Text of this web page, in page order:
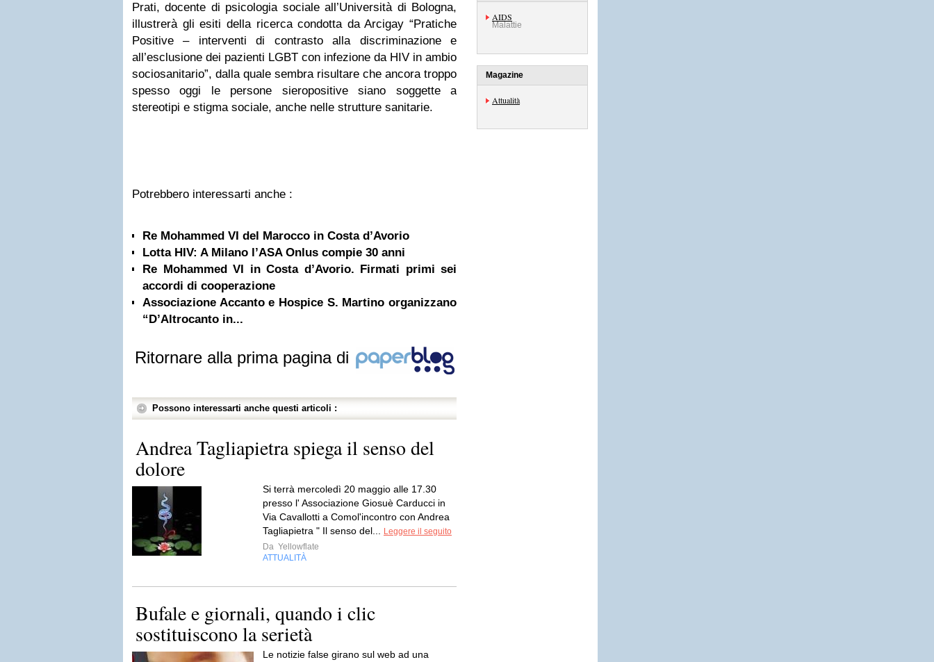
Prati, docente di psicologia sociale all’Università di Bologna,
illustrerà gli esiti della ricerca condotta da Arcigay “Pratiche
Positive – interventi di contrasto alla discriminazione e
all’esclusione dei pazienti LGBT con infezione da HIV in ambio
sociosanitario”, dalla quale sembra risultare che ancora troppo
spesso oggi le persone sieropositive siano soggette a
stereotipi e stigma sociale, anche nelle strutture sanitarie.
Potrebbero interessarti anche :
Re Mohammed VI del Marocco in Costa d’Avorio
Lotta HIV: A Milano l’ASA Onlus compie 30 anni
Re Mohammed VI in Costa d’Avorio. Firmati primi sei
accordi di cooperazione
Associazione Accanto e Hospice S. Martino organizzano
“D’Altrocanto in...
Ritornare alla prima pagina di
Possono interessarti anche questi articoli :
Andrea Tagliapietra spiega il senso del
dolore
Si terrà mercoledì 20 maggio alle 17.30
presso l' Associazione Giosuè Carducci in
Via Cavallotti a Comol'incontro con Andrea
Tagliapietra " Il senso del...
Leggere il seguito
Da Yellowflate
ATTUALITÀ
Bufale e giornali, quando i clic
sostituiscono la serietà
Le notizie false girano sul web ad una
AIDS
Malattie
Magazine
Attualità